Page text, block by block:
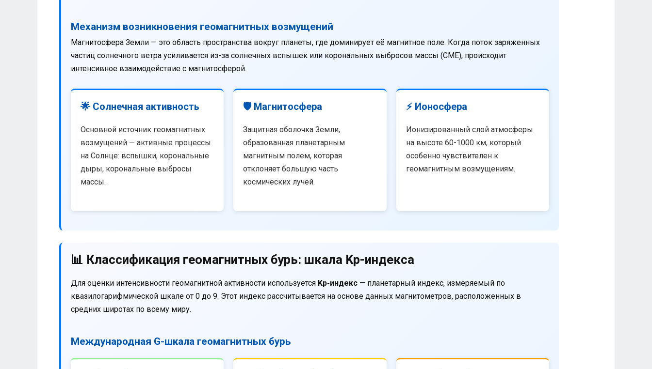
Механизм возникновения геомагнитных возмущений
Магнитосфера Земли — это область пространства вокруг планеты, где доминирует её магнитное поле. Когда поток заряженных
частиц солнечного ветра усиливается из-за солнечных вспышек или корональных выбросов массы (CME), происходит
интенсивное взаимодействие с магнитосферой.
🌟 Солнечная активность
Основной источник геомагнитных
возмущений — активные процессы
на Солнце: вспышки, корональные
дыры, корональные выбросы
массы.
🛡️ Магнитосфера
Защитная оболочка Земли,
образованная планетарным
магнитным полем, которая
отклоняет большую часть
космических лучей.
⚡ Ионосфера
Ионизированный слой атмосферы
на высоте 60-1000 км, который
особенно чувствителен к
геомагнитным возмущениям.
📊 Классификация геомагнитных бурь: шкала Kp-индекса
Для оценки интенсивности геомагнитной активности используется Kp-индекс — планетарный индекс, измеряемый по
квазилогарифмической шкале от 0 до 9. Этот индекс рассчитывается на основе данных магнитометров, расположенных в
средних широтах по всему миру.
Международная G-шкала геомагнитных бурь